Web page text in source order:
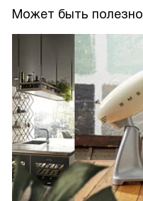
Может быть полезно